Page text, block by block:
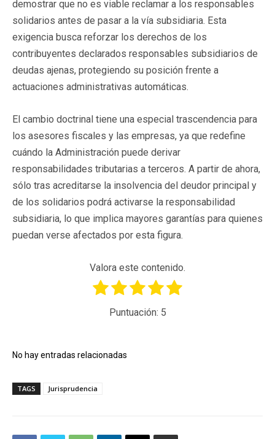
demostrar que no es viable reclamar a los responsables
solidarios antes de pasar a la vía subsidiaria. Esta
exigencia busca reforzar los derechos de los
contribuyentes declarados responsables subsidiarios de
deudas ajenas, protegiendo su posición frente a
actuaciones administrativas automáticas.
El cambio doctrinal tiene una especial trascendencia para
los asesores fiscales y las empresas, ya que redefine
cuándo la Administración puede derivar
responsabilidades tributarias a terceros. A partir de ahora,
sólo tras acreditarse la insolvencia del deudor principal y
de los solidarios podrá activarse la responsabilidad
subsidiaria, lo que implica mayores garantías para quienes
puedan verse afectados por esta figura.
Valora este contenido.
Puntuación: 5
No hay entradas relacionadas
TAGS Jurisprudencia